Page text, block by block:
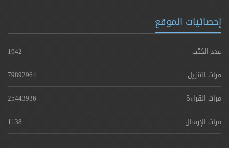
إحصائيات الموقع
عدد الكتب
1942
مرات التنزيل
79892964
مرات القراءة
25443936
مرات الإرسال
1138